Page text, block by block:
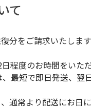
て
分をご請求いたします
程度のお時間をいただ
最短で即日発送、翌
常より配送にお日